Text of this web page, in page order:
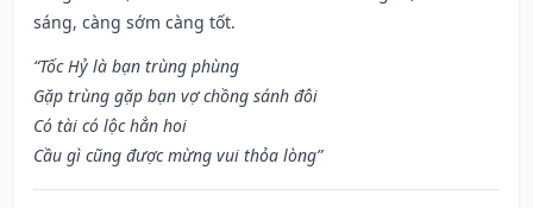
sáng, càng sớm càng tốt.
“Tốc Hỷ là bạn trùng phùng
Gặp trùng gặp bạn vợ chồng sánh đôi
Có tài có lộc hẳn hoi
Cầu gì cũng được mừng vui thỏa lòng”